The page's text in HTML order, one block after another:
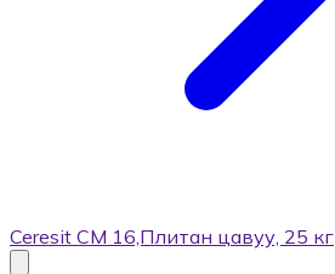
Ceresit CМ 16,Плитан цавуу, 25 кг